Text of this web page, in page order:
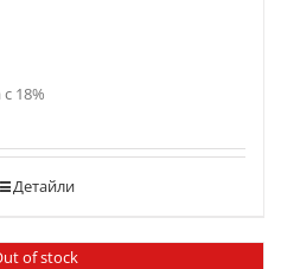
18%
Детайли
of stock